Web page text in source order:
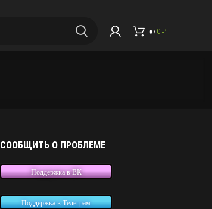
0 / 0 ₽
СООБЩИТЬ О ПРОБЛЕМЕ
Поддержка в ВК
Поддержка в Телеграм